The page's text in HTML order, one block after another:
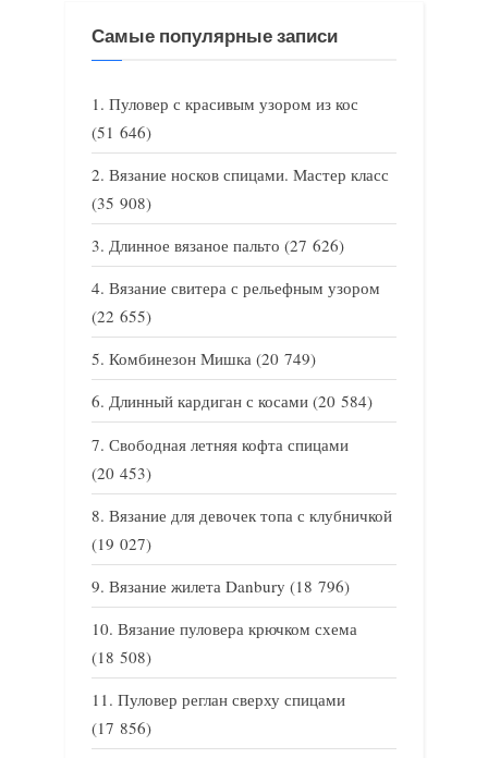
Самые популярные записи
Пуловер с красивым узором из кос
(51 646)
Вязание носков спицами. Мастер класс
(35 908)
Длинное вязаное пальто (27 626)
Вязание свитера с рельефным узором
(22 655)
Комбинезон Мишка (20 749)
Длинный кардиган с косами (20 584)
Свободная летняя кофта спицами
(20 453)
Вязание для девочек топа с клубничкой
(19 027)
Вязание жилета Danbury (18 796)
Вязание пуловера крючком схема
(18 508)
Пуловер реглан сверху спицами
(17 856)